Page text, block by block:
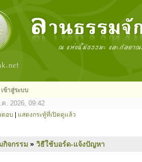
เข้าสู่ระบบ
. 2026, 09:42
ตอบ แสดงกระทู้ที่เปิดดูแล้ว
กิจกรรม » วิธีใช้บอร์ด-แจ้งปัญหา